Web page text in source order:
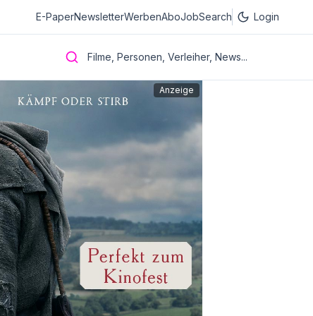
E-PaperNewsletterWerbenAboJobSearch Login
Filme, Personen, Verleiher, News...
Anzeige